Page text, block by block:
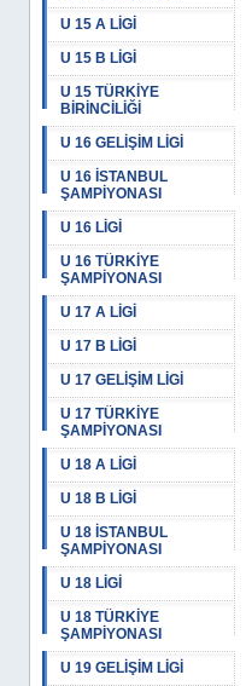
U 15 A LİGİ
U 15 B LİGİ
U 15 TÜRKİYE
BİRİNCİLİĞİ
U 16 GELİŞİM LİGİ
U 16 İSTANBUL
ŞAMPİYONASI
U 16 LİGİ
U 16 TÜRKİYE
ŞAMPİYONASI
U 17 A LİGİ
U 17 B LİGİ
U 17 GELİŞİM LİGİ
U 17 TÜRKİYE
ŞAMPİYONASI
U 18 A LİGİ
U 18 B LİGİ
U 18 İSTANBUL
ŞAMPİYONASI
U 18 LİGİ
U 18 TÜRKİYE
ŞAMPİYONASI
U 19 GELİŞİM LİGİ